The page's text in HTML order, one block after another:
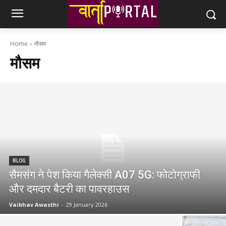
Home मौसम
मौसम
BLOG
सैमसंग ने पेश किया गैलेक्सी A07 5G: फोटोग्राफी
और दमदार बैटरी का पावरहाउस
Vaibhav Awasthi - 29 January 2026